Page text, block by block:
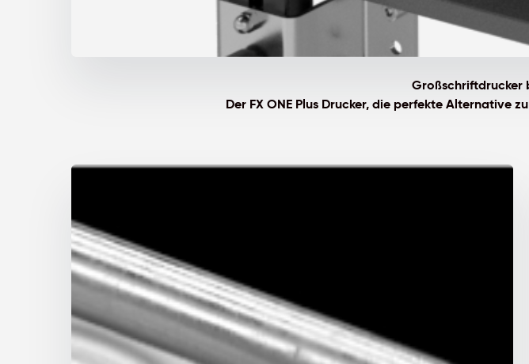
Großschriftdrucker
Der FX ONE Plus Drucker, die perfekte Alternative